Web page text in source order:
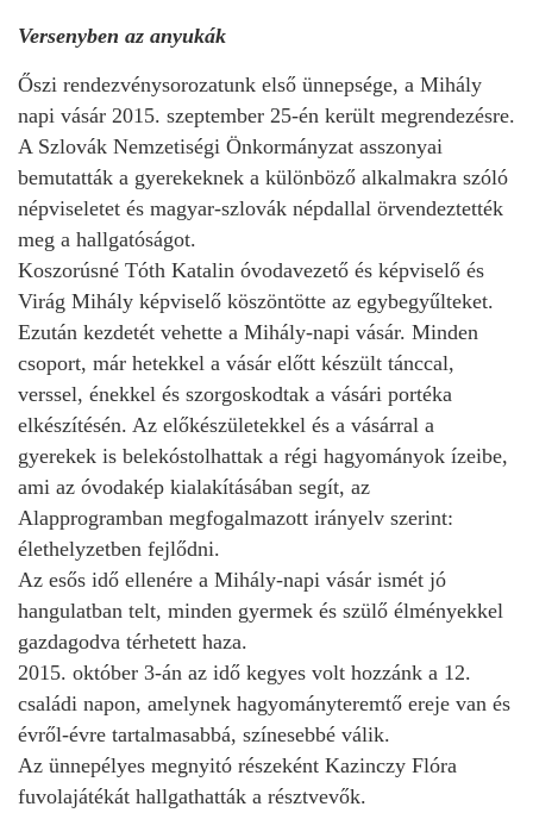
Versenyben az anyukák
Őszi rendezvénysorozatunk első ünnepsége, a Mihály
napi vásár 2015. szeptember 25-én került megrendezésre.
A Szlovák Nemzetiségi Önkormányzat asszonyai
bemutatták a gyerekeknek a különböző alkalmakra szóló
népviseletet és magyar-szlovák népdallal örvendeztették
meg a hallgatóságot.
Koszorúsné Tóth Katalin óvodavezető és képviselő és
Virág Mihály képviselő köszöntötte az egybegyűlteket.
Ezután kezdetét vehette a Mihály-napi vásár. Minden
csoport, már hetekkel a vásár előtt készült tánccal,
verssel, énekkel és szorgoskodtak a vásári portéka
elkészítésén. Az előkészületekkel és a vásárral a
gyerekek is belekóstolhattak a régi hagyományok ízeibe,
ami az óvodakép kialakításában segít, az
Alapprogramban megfogalmazott irányelv szerint:
élethelyzetben fejlődni.
Az esős idő ellenére a Mihály-napi vásár ismét jó
hangulatban telt, minden gyermek és szülő élményekkel
gazdagodva térhetett haza.
2015. október 3-án az idő kegyes volt hozzánk a 12.
családi napon, amelynek hagyományteremtő ereje van és
évről-évre tartalmasabbá, színesebbé válik.
Az ünnepélyes megnyitó részeként Kazinczy Flóra
fuvolajátékát hallgathatták a résztvevők.